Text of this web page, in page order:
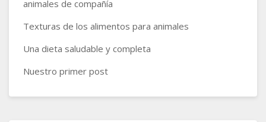
animales de compañía
Texturas de los alimentos para animales
Una dieta saludable y completa
Nuestro primer post